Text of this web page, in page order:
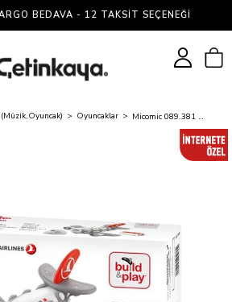
BEDAVA - 12 TAKSIT SEÇENEĞI
Oyuncaklar Micomic 089.381 Küçük Jet THY 3B Yapboz Oyuncak